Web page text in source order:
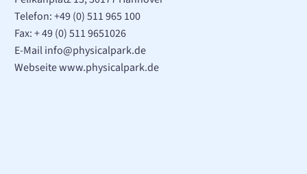
Telefon:+49 (0) 511 965 100
Fax: + 49 (0) 511 9651026
E-Mailinfo@physicalpark.de
Webseite www.physicalpark.de